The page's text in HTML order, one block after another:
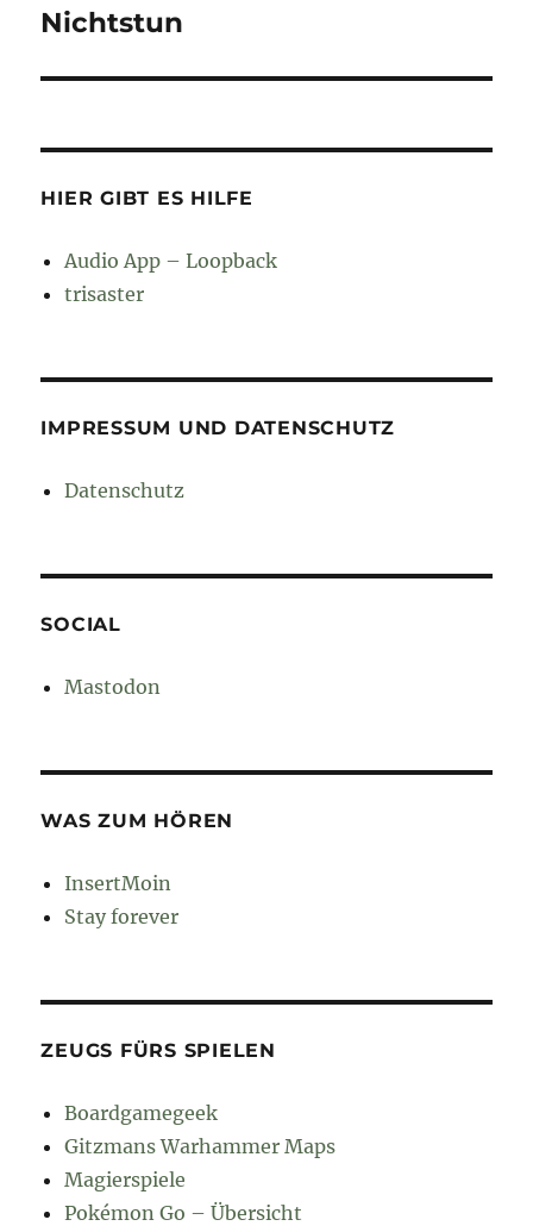
Nächster
Nichtstun
HIER GIBT ES HILFE
Audio App – Loopback
trisaster
IMPRESSUM UND DATENSCHUTZ
Datenschutz
SOCIAL
Mastodon
WAS ZUM HÖREN
InsertMoin
Stay forever
ZEUGS FÜRS SPIELEN
Boardgamegeek
Gitzmans Warhammer Maps
Magierspiele
Pokémon Go – Übersicht